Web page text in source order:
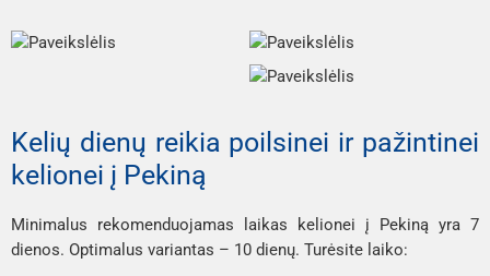
Kelių dienų reikia poilsinei ir pažintinei
kelionei į Pekiną
Minimalus rekomenduojamas laikas kelionei į Pekiną yra 7
dienos. Optimalus variantas – 10 dienų. Turėsite laiko: